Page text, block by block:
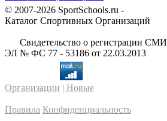
© 2007-2026 SportSchools.ru -
Каталог Спортивных Организаций
Свидетельство о регистрации СМИ
ЭЛ № ФС 77 - 53186 от 22.03.2013
Организации | Новые
Правила Конфиденциальность